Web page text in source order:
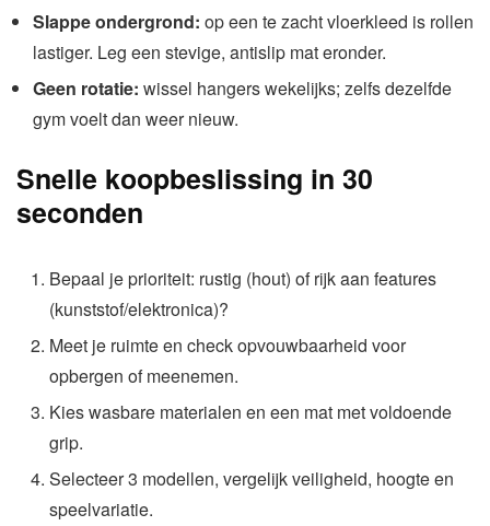
Slappe ondergrond: op een te zacht vloerkleed is rollen
lastiger. Leg een stevige, antislip mat eronder.
Geen rotatie: wissel hangers wekelijks; zelfs dezelfde
gym voelt dan weer nieuw.
Snelle koopbeslissing in 30
seconden
Bepaal je prioriteit: rustig (hout) of rijk aan features
(kunststof/elektronica)?
Meet je ruimte en check opvouwbaarheid voor
opbergen of meenemen.
Kies wasbare materialen en een mat met voldoende
grip.
Selecteer 3 modellen, vergelijk veiligheid, hoogte en
speelvariatie.